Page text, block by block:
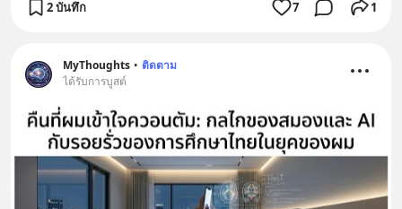
2 บันทึก 7 1
MyThoughts • ติดตาม
ได้รับการบูสต์